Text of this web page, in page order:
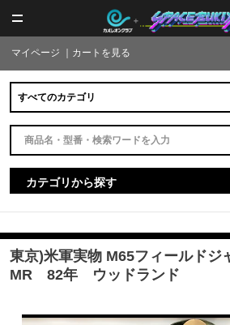
マイページ カートを見る
カテゴリから探す
東京)米軍実物 M65フィールド
MR 82年 ウッドランド